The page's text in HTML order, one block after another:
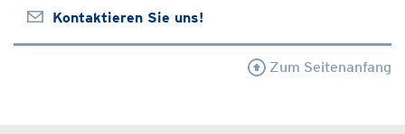
Kontaktieren Sie uns!
Zum Seitenanfang